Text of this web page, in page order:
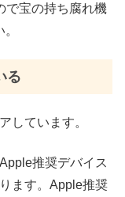
で宝の持ち腐れ機
る
しています。
推奨デバイス
ます。Apple推奨